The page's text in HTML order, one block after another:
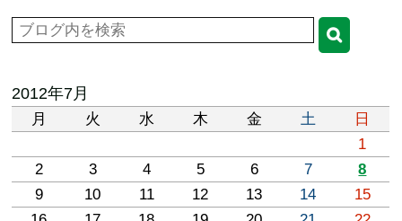
2012年7月
月 火 水 木 金 土
日
1
2
3 4 5 6 7
8
9
10 11 12 13 14
15